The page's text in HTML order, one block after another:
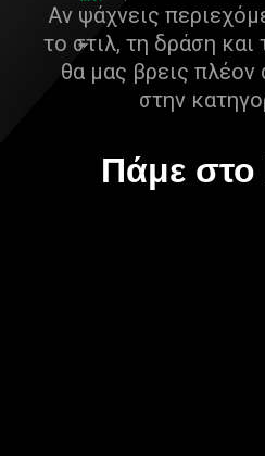
Αν ψάχνεις
το στιλ, τη δράση και
θα μας βρεις πλέον
στην
Πάμε στο